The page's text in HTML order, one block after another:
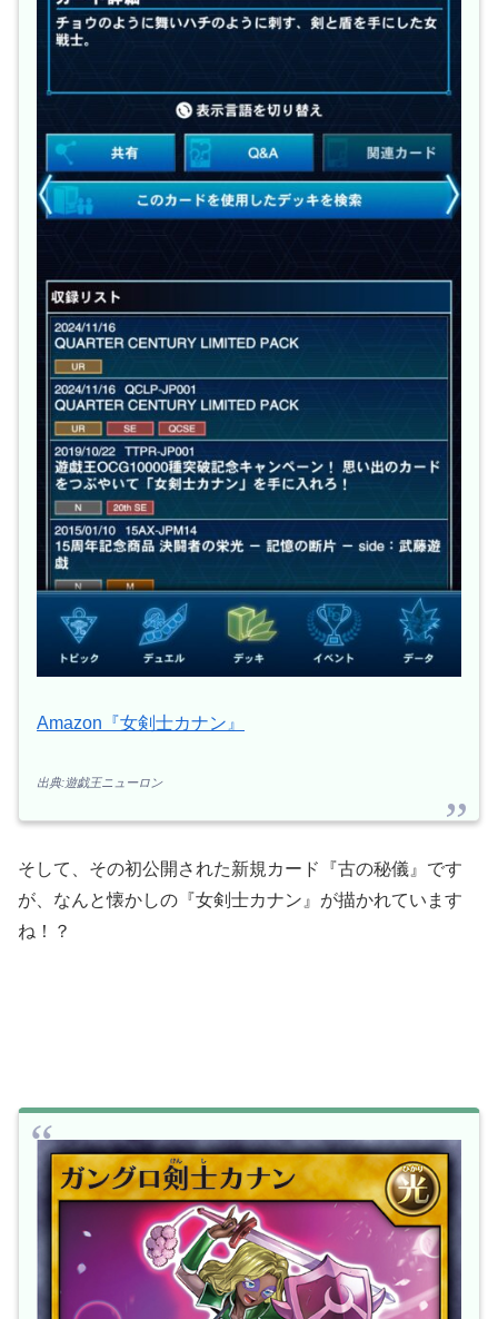
Amazon『女剣士カナン』
出典:遊戯王ニューロン
そして、その初公開された新規カード『古の秘儀』です
が、なんと懐かしの『女剣士カナン』が描かれています
ね！？